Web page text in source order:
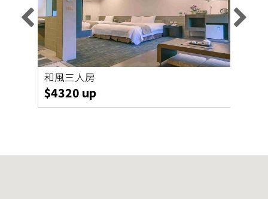
吳宏淼老師 2025-05-09
和風三人房
$4320 up